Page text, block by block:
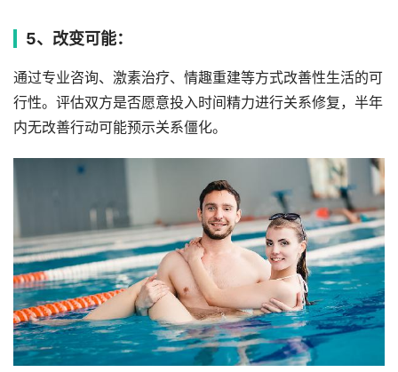
5、改变可能：
通过专业咨询、激素治疗、情趣重建等方式改善性生活的可
行性。评估双方是否愿意投入时间精力进行关系修复，半年
内无改善行动可能预示关系僵化。